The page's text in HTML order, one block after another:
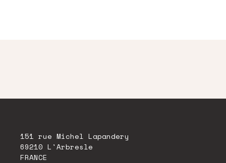
151 rue Michel Lapandery
69210 L'Arbresle
FRANCE